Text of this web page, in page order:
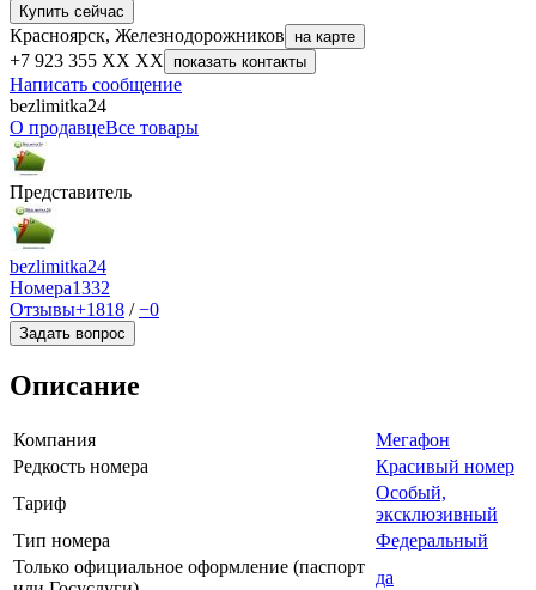
Купить сейчас
Красноярск, Железнодорожников на карте
+7 923 355 XX XX показать контакты
Написать сообщение
bezlimitka24
О продавцеВсе товары
Представитель
bezlimitka24
Номера1332
Отзывы+1818 /−0
Задать вопрос
Описание
Компания
Мегафон
Редкость номера
Красивый номер
Тариф
Особый,
эксклюзивный
Тип номера
Федеральный
Только официальное оформление (паспорт
да